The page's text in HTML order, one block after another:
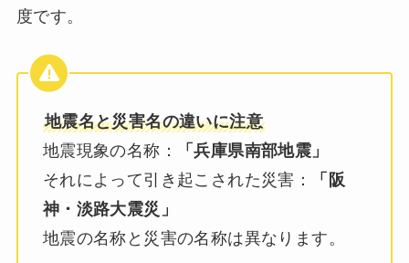
度です。
地震名と災害名の違いに注意
地震現象の名称：
「兵庫県南部地震」
それによって引き起こされた災害：
「阪
神・淡路大震災」
地震の名称と災害の名称は異なります。